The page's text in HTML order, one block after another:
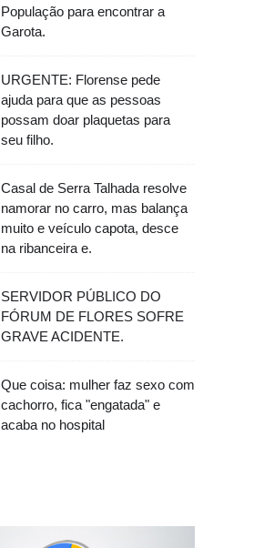
População para encontrar a
Garota.
URGENTE: Florense pede
ajuda para que as pessoas
possam doar plaquetas para
seu filho.
Casal de Serra Talhada resolve
namorar no carro, mas balança
muito e veículo capota, desce
na ribanceira e.
SERVIDOR PÚBLICO DO
FÓRUM DE FLORES SOFRE
GRAVE ACIDENTE.
Que coisa: mulher faz sexo com
cachorro, fica "engatada" e
acaba no hospital